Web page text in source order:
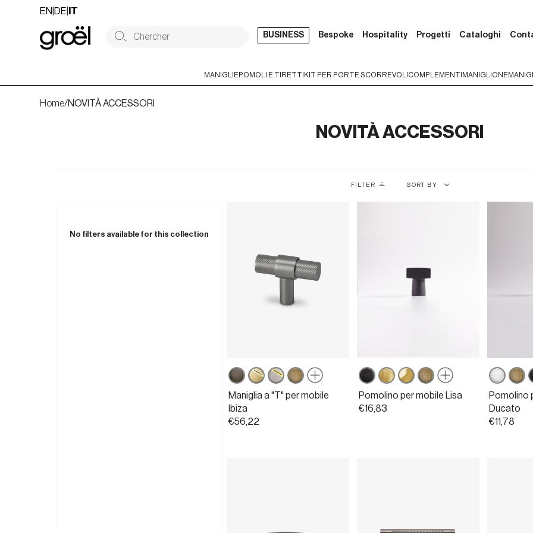
EN DE IT
BUSINESS Bespoke Hospitality Progetti Cataloghi
MANIGLIE POMOLI E TIRETTI KIT PER PORTE SCORREVOLI COMPLEMENTI MANIGLIONE
Home/NOVITÀ ACCESSORI
NOVITÀ ACCESSORI
FILTER
Sort
SORT BY
No filters available for this collection
Canna
fucile
Powercoat
ottone
satinato
Powercoat
inox
Bronzo
opaco
Maniglia a "T" per mobile
Ibiza
€56,22
Nero
opaco
Ottone
satinato
Ottone
lucido
Bronzo
opaco
Pomolino per mobile Lisa
€16,83
Bianco
opaco
Bronzo
Pomolino
Ducato
€11,78